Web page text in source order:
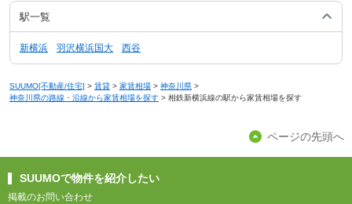
駅一覧
新横浜 羽沢横浜国大 西谷
SUUMO[不動産/住宅] > 賃貸 > 家賃相場 > 神奈川県 >
神奈川県の路線・沿線から家賃相場を探す > 相鉄新横浜線の駅から家賃相場を探す
ページの先頭へ
SUUMOで物件を紹介したい
掲載のお問い合わせ